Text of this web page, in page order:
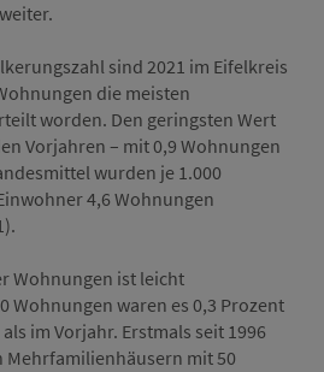
sind 2021 im Eifelkreis
die meisten
worden. Den geringsten Wert
Vorjahren – mit 0,9 Wohnungen
wurden je 1.000
4,6 Wohnungen
Wohnungen ist leicht
Wohnungen waren es 0,3 Prozent
im Vorjahr. Erstmals seit 1996
Mehrfamilienhäusern mit 50